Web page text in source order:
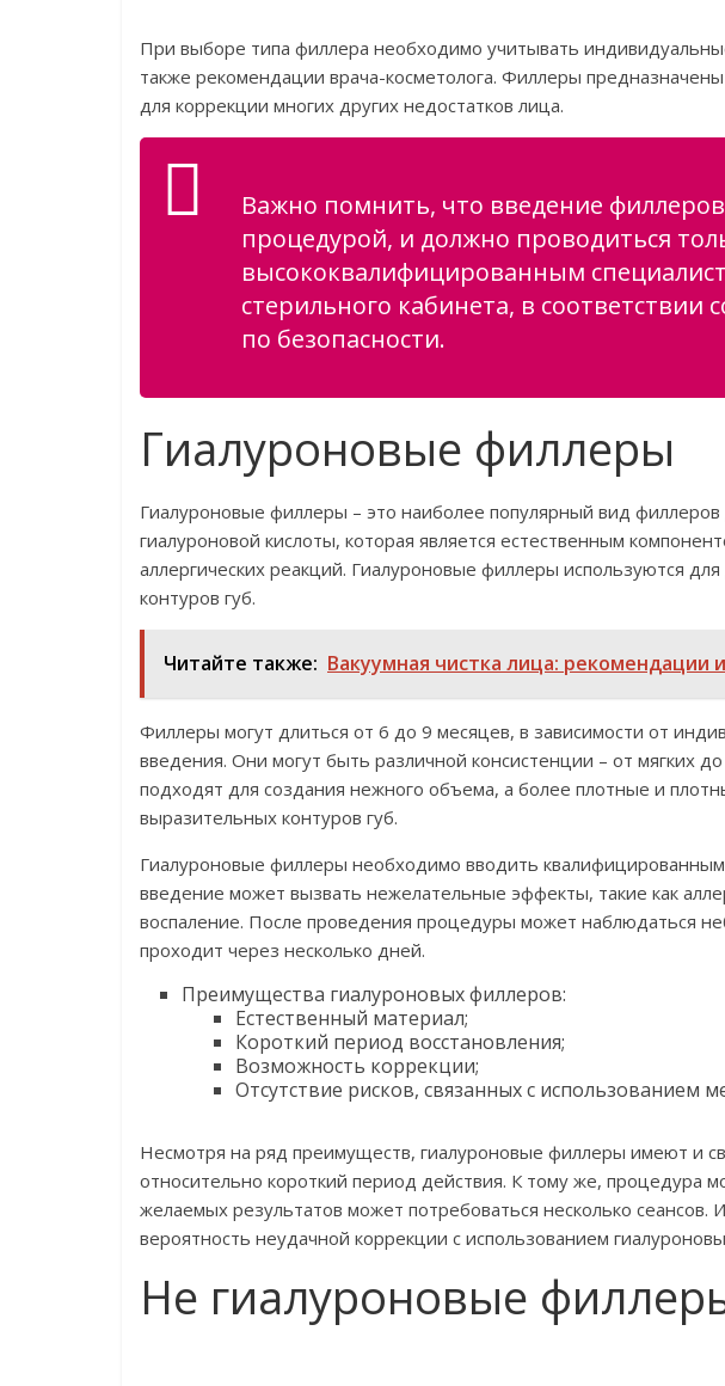
При выборе типа филлера необходимо учитывать
также рекомендации врача-косметолога. Филлеры
для коррекции многих других недостатков лица.
Важно помнить, что введение
процедурой, и должно проводиться
высококвалифицированным
стерильного кабинета, в соответствии
по безопасности.
Гиалуроновые филлеры
Гиалуроновые филлеры – это наиболее популярный вид филлеров
гиалуроновой кислоты, которая является естественным
аллергических реакций. Гиалуроновые филлеры используются
контуров губ.
Читайте также: Вакуумная чистка лица:
Филлеры могут длиться от 6 до 9 месяцев, в зависимости от
введения. Они могут быть различной консистенции – от мягких
подходят для создания нежного объема, а более плотные и
выразительных контуров губ.
Гиалуроновые филлеры необходимо вводить
введение может вызвать нежелательные эффекты, такие как
воспаление. После проведения процедуры может наблюдаться
проходит через несколько дней.
Преимущества гиалуроновых филлеров:
Естественный материал;
Короткий период восстановления;
Возможность коррекции;
Отсутствие рисков, связанных с использованием
Несмотря на ряд преимуществ, гиалуроновые филлеры имеют и
относительно короткий период действия. К тому же, процедура
желаемых результатов может потребоваться несколько сеансов.
вероятность неудачной коррекции с использованием
Не гиалуроновые